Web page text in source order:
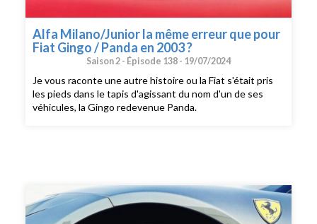
Alfa Milano/Junior la même erreur que pour
Fiat Gingo / Panda en 2003 ?
Saison 2 - Épisode 138 - 19/07/2024
Je vous raconte une autre histoire ou la Fiat s'était pris
les pieds dans le tapis d'agissant du nom d'un de ses
véhicules, la Gingo redevenue Panda.